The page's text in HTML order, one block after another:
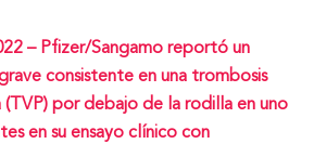
– Pfizer/Sangamo reportó un
consistente en una trombosis
(TVP) por debajo de la rodilla en uno
en su ensayo clínico con